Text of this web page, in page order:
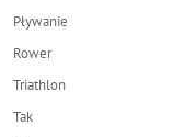
Pływanie
Rower
Triathlon
Tak